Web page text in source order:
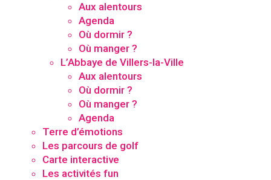
Aux alentours
Agenda
Où dormir ?
Où manger ?
L’Abbaye de Villers-la-Ville
Aux alentours
Où dormir ?
Où manger ?
Agenda
Terre d’émotions
Les parcours de golf
Carte interactive
Les activités fun